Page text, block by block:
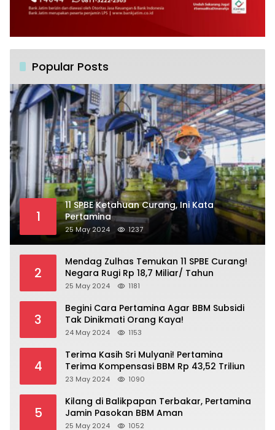
Popular Posts
1
11 SPBE Ketahuan Curang, Ini Kata
Pertamina
25 May 2024 1237
2
Mendag Zulhas Temukan 11 SPBE Curang!
Negara Rugi Rp 18,7 Miliar/ Tahun
25 May 2024 1181
3
Begini Cara Pertamina Agar BBM Subsidi
Tak Dinikmati Orang Kaya!
24 May 2024 1153
4
Terima Kasih Sri Mulyani! Pertamina
Terima Kompensasi BBM Rp 43,52 Triliun
23 May 2024 1090
5
Kilang di Balikpapan Terbakar, Pertamina
Jamin Pasokan BBM Aman
25 May 2024 1052